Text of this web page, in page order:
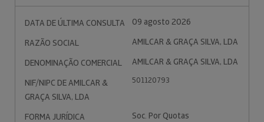
DATA DE ÚLTIMA CONSULTA
09 agosto 2026
RAZÃO SOCIAL
AMILCAR & GRAÇA SILVA, LDA
DENOMINAÇÃO COMERCIAL
AMILCAR & GRAÇA SILVA, LDA
NIF/NIPC DE AMILCAR &
GRAÇA SILVA, LDA
501120793
FORMA JURÍDICA
Soc. Por Quotas